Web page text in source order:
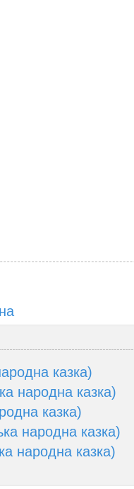
казка)
народна казка)
казка)
народна казка)
народна казка)